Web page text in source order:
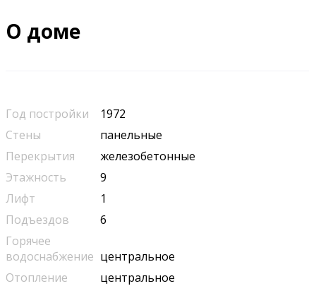
О доме
Год постройки
1972
Стены
панельные
Перекрытия
железобетонные
Этажность
9
Лифт
1
Подъездов
6
Горячее
водоснабжение центральное
Отопление
центральное